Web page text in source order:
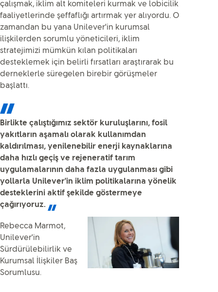
çalışmak, iklim alt komiteleri kurmak ve lobicilik
faaliyetlerinde şeffaflığı artırmak yer alıyordu. O
zamandan bu yana Unilever'in kurumsal
ilişkilerden sorumlu yöneticileri, iklim
stratejimizi mümkün kılan politikaları
desteklemek için belirli fırsatları araştırarak bu
derneklerle süregelen birebir görüşmeler
başlattı.
Birlikte çalıştığımız sektör kuruluşlarını, fosil
yakıtların aşamalı olarak kullanımdan
kaldırılması, yenilenebilir enerji kaynaklarına
daha hızlı geçiş ve rejeneratif tarım
uygulamalarının daha fazla uygulanması gibi
yollarla Unilever'in iklim politikalarına yönelik
desteklerini aktif şekilde göstermeye
çağırıyoruz.
Rebecca Marmot,
Unilever'in
Sürdürülebilirlik ve
Kurumsal İlişkiler Baş
Sorumlusu.